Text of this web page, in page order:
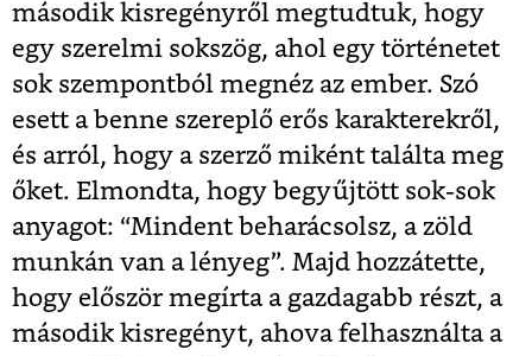
második kisregényről megtudtuk, hogy
egy szerelmi sokszög, ahol egy történetet
sok szempontból megnéz az ember. Szó
esett a benne szereplő erős karakterekről,
és arról, hogy a szerző miként találta meg
őket. Elmondta, hogy begyűjtött sok-sok
anyagot: “Mindent beharácsolsz, a zöld
munkán van a lényeg”. Majd hozzátette,
hogy először megírta a gazdagabb részt, a
második kisregényt, ahova felhasználta a